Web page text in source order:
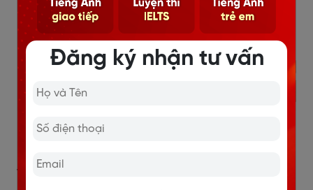
L. Bài tập cấu trúc it is
Viết lại các câu sau, sử dụng các cấu trúc it is.
Đăng ký nhận tư vấn